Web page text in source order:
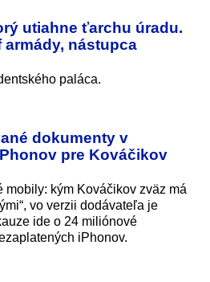
utiahne ťarchu úradu.
nástupca
paláca.
dokumenty v
pre Kováčikov
mobily: kým Kováčikov zväz má
vo verzii dodávateľa je
ide o 24 miliónové
iPhonov.